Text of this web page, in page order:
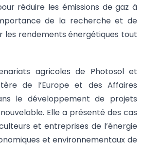
réduire les émissions de gaz à
de la recherche et de
les rendements énergétiques tout
agricoles de Photosol et
de l’Europe et des Affaires
le développement de projets
Elle a présenté des cas
et entreprises de l’énergie
et environnementaux de